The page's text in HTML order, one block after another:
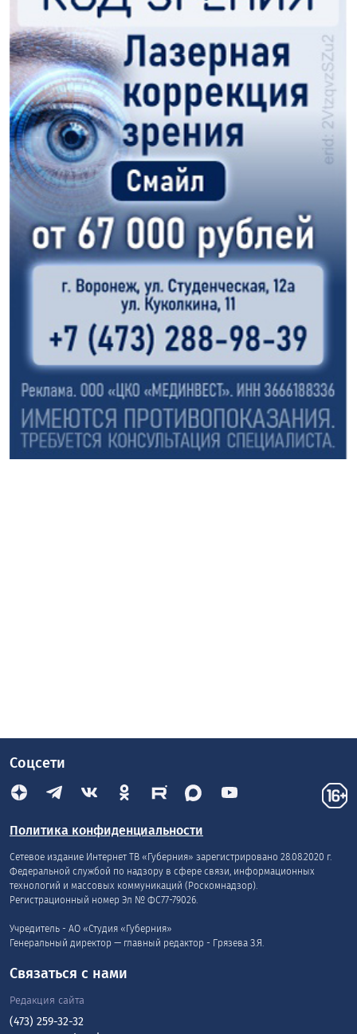
Соцсети
Политика конфиденциальности
Сетевое издание Интернет ТВ «Губерния» зарегистрировано 28.08.2020 г.
Федеральной службой по надзору в сфере связи, информационных
технологий и массовых коммуникаций (Роскомнадзор).
Регистрационный номер Эл № ФС77-79026.
Учредитель - АО «Студия «Губерния»
Генеральный директор — главный редактор - Грязева З.Я.
Связаться с нами
Редакция сайта
(473) 259-32-32